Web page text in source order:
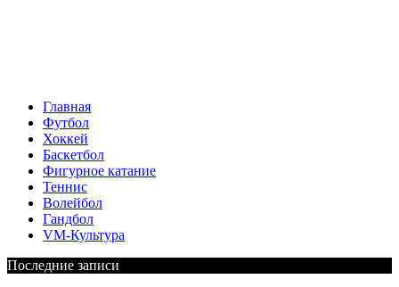
Главная
Футбол
Хоккей
Баскетбол
Фигурное катание
Теннис
Волейбол
Гандбол
VM-Культура
Последние записи